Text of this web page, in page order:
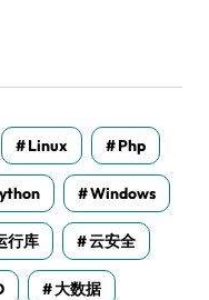
Linux Php
Windows
行库 云安全
大数据